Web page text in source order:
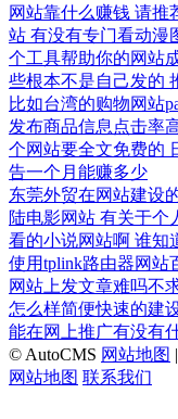
网站靠什么赚钱 请推
站 有没有专门看动漫
个工具帮助你的网站
些根本不是自己发的
比如台湾的购物网站
发布商品信息点击率
个网站要全文免费的
告一个月能赚多少
东莞外贸在网站建设
陆电影网站 有关于个
看的小说网站啊 谁知
使用tplink路由器网站
网站上发文章难吗不
怎么样简便快速的建
能在网上推广有没有
© AutoCMS 网站地图 |
网站地图 联系我们